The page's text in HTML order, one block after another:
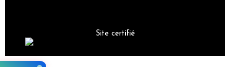
Site certifié